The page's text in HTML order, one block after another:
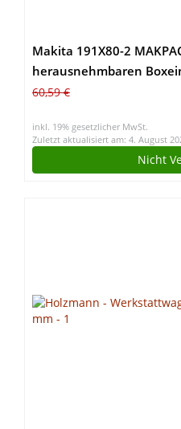
Makita 191X80-2
herausnehmbaren
verknüpfbar an
60,59 €
inkl. 19% gesetzlicher MwSt.
Zuletzt aktualisiert am: 4. August
Nicht